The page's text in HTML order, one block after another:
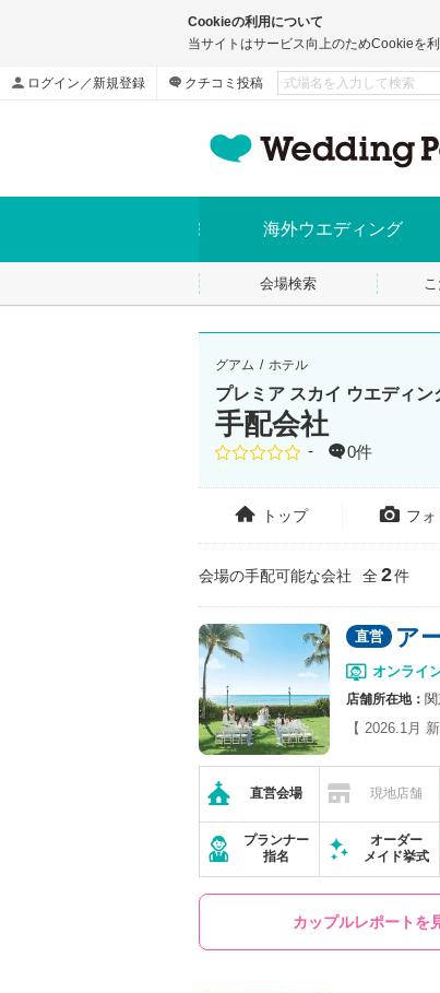
Cookieの利用について
当サイトはサービス向上のためCookieを
ログイン／新規登録 クチコミ投稿
海外ウエディング
会場検索
グアム ホテル
プレミア スカイ ウエディン
手配会社
点数
- 0件
トップ フォ
会場の手配可能な会社 全2件
ア
オンライ
店舗所在地：
【 2026.1月
直営会場 現地店舗
プランナー
指名
オーダー
メイド挙式
カップルレポートを